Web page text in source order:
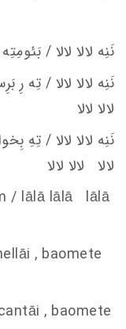
نَنِه لالا لالا /
نَنِه لالا لالا / تِه رِ
لالا لالا
نَنِه لالا لالا / تِهِ
لالا لالا لالا
/ lālā lālā lālā
, baomete
antāi , baomete